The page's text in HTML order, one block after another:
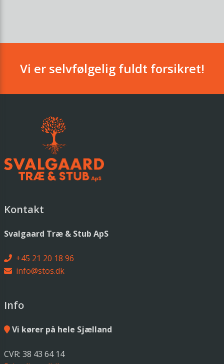
Vi er selvfølgelig fuldt forsikret!
Kontakt
Svalgaard Træ & Stub ApS
+45 21 20 18 96
info@stos.dk
Info
Vi kører på hele Sjælland
CVR: 38 43 64 14